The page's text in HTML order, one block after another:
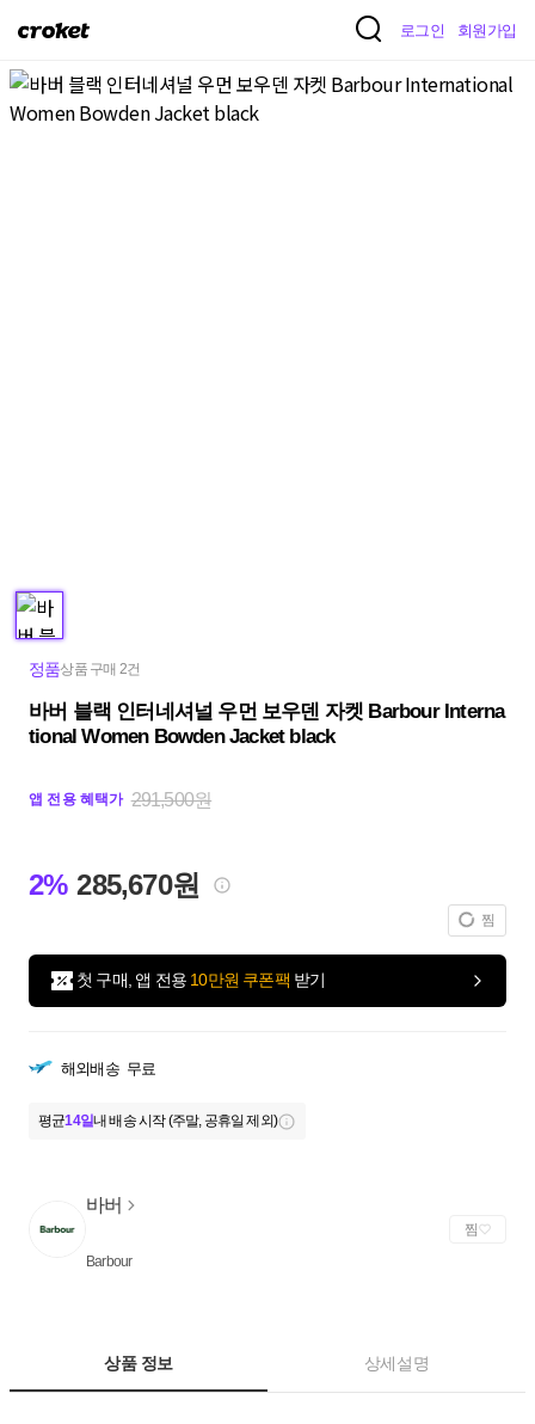
크
켓
로그인 회원가입
정품상품 구매 2건
바버 블랙 인터네셔널 우먼 보우덴 자켓 Barbour Interna
tional Women Bowden Jacket black
앱 전용 혜택가 291,500원
2% 285,670원
찜
첫 구매, 앱 전용 10만원 쿠폰팩 받기
해외배송 무료
평균14일내 배송 시작 (주말, 공휴일 제외)
바버
Barbour
찜
상품 정보 상세설명